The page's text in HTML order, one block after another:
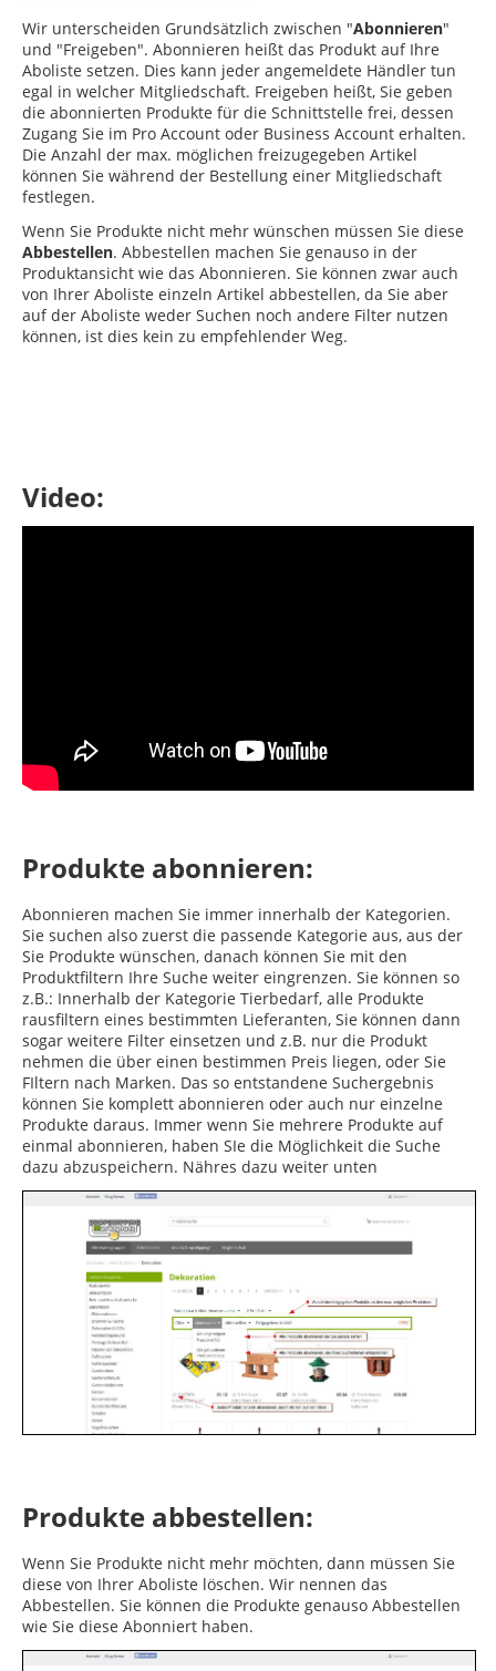
Wir unterscheiden Grundsätzlich zwischen "Abonnieren"
und "Freigeben". Abonnieren heißt das Produkt auf Ihre
Aboliste setzen. Dies kann jeder angemeldete Händler tun
egal in welcher Mitgliedschaft. Freigeben heißt, Sie geben
die abonnierten Produkte für die Schnittstelle frei, dessen
Zugang Sie im Pro Account oder Business Account erhalten.
Die Anzahl der max. möglichen freizugegeben Artikel
können Sie während der Bestellung einer Mitgliedschaft
festlegen.
Wenn Sie Produkte nicht mehr wünschen müssen Sie diese
Abbestellen. Abbestellen machen Sie genauso in der
Produktansicht wie das Abonnieren. Sie können zwar auch
von Ihrer Aboliste einzeln Artikel abbestellen, da Sie aber
auf der Aboliste weder Suchen noch andere Filter nutzen
können, ist dies kein zu empfehlender Weg.
Video:
Produkte abonnieren:
Abonnieren machen Sie immer innerhalb der Kategorien.
Sie suchen also zuerst die passende Kategorie aus, aus der
Sie Produkte wünschen, danach können Sie mit den
Produktfiltern Ihre Suche weiter eingrenzen. Sie können so
z.B.: Innerhalb der Kategorie Tierbedarf, alle Produkte
rausfiltern eines bestimmten Lieferanten, Sie können dann
sogar weitere Filter einsetzen und z.B. nur die Produkt
nehmen die über einen bestimmen Preis liegen, oder Sie
FIltern nach Marken. Das so entstandene Suchergebnis
können Sie komplett abonnieren oder auch nur einzelne
Produkte daraus. Immer wenn Sie mehrere Produkte auf
einmal abonnieren, haben SIe die Möglichkeit die Suche
dazu abzuspeichern. Nähres dazu weiter unten
Produkte abbestellen:
Wenn Sie Produkte nicht mehr möchten, dann müssen Sie
diese von Ihrer Aboliste löschen. Wir nennen das
Abbestellen. Sie können die Produkte genauso Abbestellen
wie Sie diese Abonniert haben.